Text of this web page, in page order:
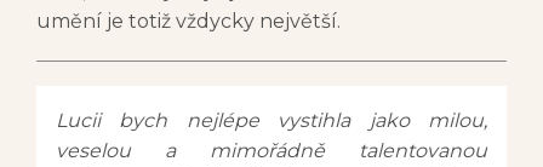
umění je totiž vždycky největší.
Lucii bych nejlépe vystihla jako milou,
veselou a mimořádně talentovanou